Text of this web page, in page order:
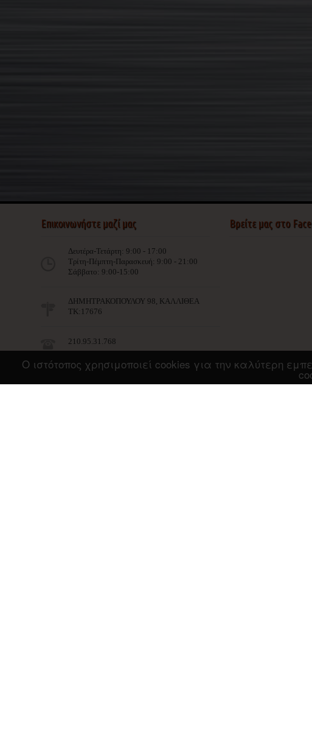
Ο ιστότοπος χρησιμοποιεί cookies για την καλύτερη
Επικοινωνήστε μαζί μας
Δευτέρα-Τετάρτη: 9:00 - 17:00
Τρίτη-Πέμπτη-Παρασκευή: 9:00 - 21:00
Σάββατο: 9:00-15:00
ΔΗΜΗΤΡΑΚΟΠΟΥΛΟΥ 98, ΚΑΛΛΙΘΕΑ
ΤΚ:17676
210.95.31.768
info@imist.gr
Βρείτε μας στο